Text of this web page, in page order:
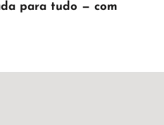
para tudo — com